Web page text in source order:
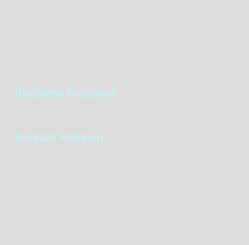
Klubbens Facebook
Kontakt Klubben